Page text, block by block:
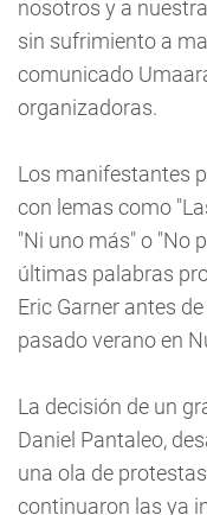
nosotros y a
sin sufrimiento a
comunicado
organizadoras.
Los manifestantes
con lemas como
"Ni uno más" o "No
últimas palabras
Eric Garner antes
pasado verano en
La decisión de un
Daniel Pantaleo,
una ola de
continuaron las ya